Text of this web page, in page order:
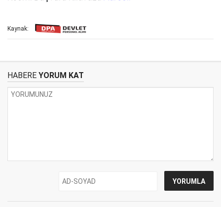
Kaynak:
HABERE YORUM KAT